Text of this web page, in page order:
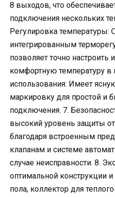
8 выходов, что
подключения нескольких
Регулировка температуры:
интегрированным
позволяет точно настроить
комфортную температуру
использования: Имеет
маркировку для простой и
подключения. 7.
высокий уровень защиты
благодаря встроенным
клапанам и системе
случае неисправности. 8.
оптимальной конструкции
пола, коллектор для